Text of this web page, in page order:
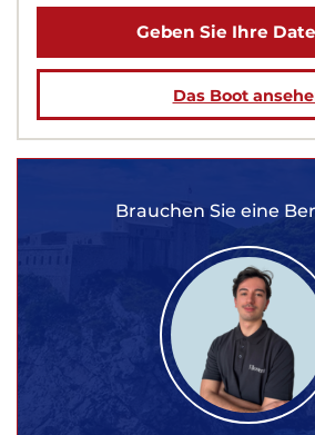
Geben Sie Ihre
Das Boot
Brauchen Sie eine